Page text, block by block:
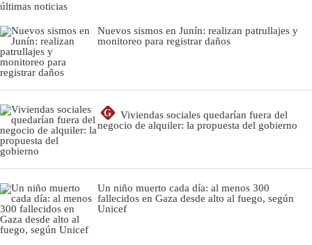
últimas noticias
Nuevos sismos en Junín: realizan patrullajes y
monitoreo para registrar daños
G
Viviendas sociales quedarían fuera del
negocio de alquiler: la propuesta del gobierno
Un niño muerto cada día: al menos 300
fallecidos en Gaza desde alto al fuego, según
Unicef